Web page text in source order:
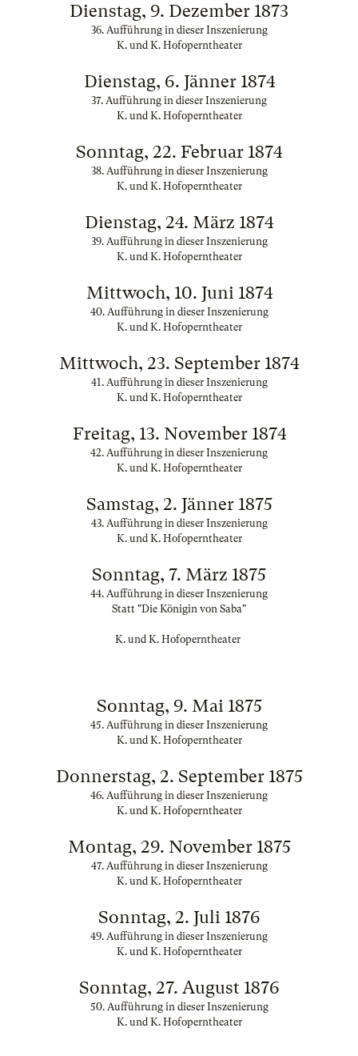
Dienstag, 9. Dezember 1873
36. Aufführung in dieser Inszenierung
K. und K. Hofoperntheater
Dienstag, 6. Jänner 1874
37. Aufführung in dieser Inszenierung
K. und K. Hofoperntheater
Sonntag, 22. Februar 1874
38. Aufführung in dieser Inszenierung
K. und K. Hofoperntheater
Dienstag, 24. März 1874
39. Aufführung in dieser Inszenierung
K. und K. Hofoperntheater
Mittwoch, 10. Juni 1874
40. Aufführung in dieser Inszenierung
K. und K. Hofoperntheater
Mittwoch, 23. September 1874
41. Aufführung in dieser Inszenierung
K. und K. Hofoperntheater
Freitag, 13. November 1874
42. Aufführung in dieser Inszenierung
K. und K. Hofoperntheater
Samstag, 2. Jänner 1875
43. Aufführung in dieser Inszenierung
K. und K. Hofoperntheater
Sonntag, 7. März 1875
44. Aufführung in dieser Inszenierung
Statt "Die Königin von Saba"
K. und K. Hofoperntheater
Sonntag, 9. Mai 1875
45. Aufführung in dieser Inszenierung
K. und K. Hofoperntheater
Donnerstag, 2. September 1875
46. Aufführung in dieser Inszenierung
K. und K. Hofoperntheater
Montag, 29. November 1875
47. Aufführung in dieser Inszenierung
K. und K. Hofoperntheater
Sonntag, 2. Juli 1876
49. Aufführung in dieser Inszenierung
K. und K. Hofoperntheater
Sonntag, 27. August 1876
50. Aufführung in dieser Inszenierung
K. und K. Hofoperntheater